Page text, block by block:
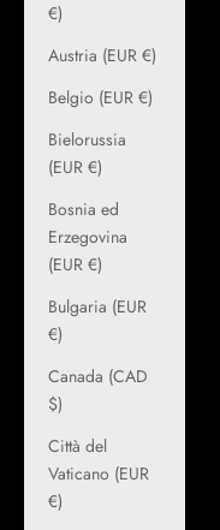
€)
Austria (EUR €)
Belgio (EUR €)
Bielorussia
(EUR €)
Bosnia ed
Erzegovina
(EUR €)
Bulgaria (EUR
€)
Canada (CAD
$)
Città del
Vaticano (EUR
€)